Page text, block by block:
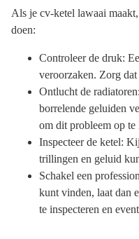
Als je cv-ketel lawaai
doen:
Controleer de druk:
veroorzaken. Zorg
Ontlucht de
borrelende geluiden
om dit probleem op te
Inspecteer de ketel:
trillingen en geluid
Schakel een
kunt vinden, laat dan
te inspecteren en